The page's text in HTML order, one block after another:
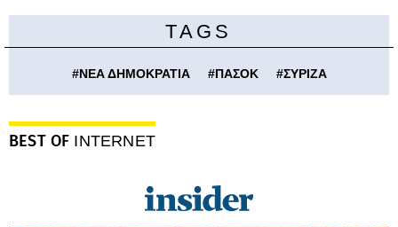
TAGS
#ΝΕΑ ΔΗΜΟΚΡΑΤΙΑ #ΠΑΣΟΚ #ΣΥΡΙΖΑ
BEST OF INTERNET